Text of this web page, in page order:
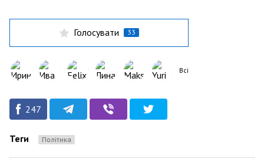
Голосувати 33
Всі
247
Теги Політика